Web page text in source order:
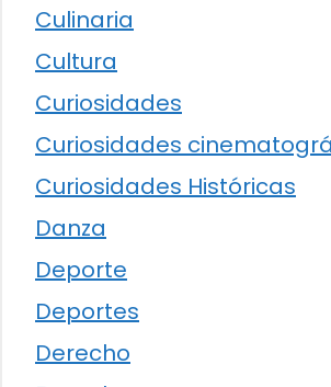
Culinaria
Cultura
Curiosidades
Curiosidades
Curiosidades Históricas
Danza
Deporte
Deportes
Derecho